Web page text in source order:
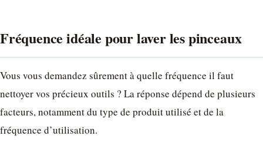
Fréquence idéale pour laver les pinceaux
Vous vous demandez sûrement à quelle fréquence il faut
nettoyer vos précieux outils ? La réponse dépend de plusieurs
facteurs, notamment du type de produit utilisé et de la
fréquence d’utilisation.